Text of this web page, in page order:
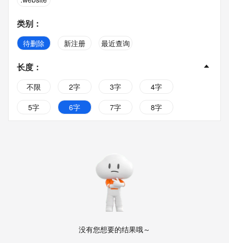
类别 ：
待删除 新注册 最近查询
长度 ：
不限 2字 3字
4字
5字
6字 7字
8字
没有您想要的结果哦～